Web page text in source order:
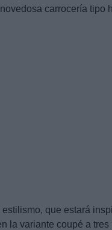
carrocería tipo
que estará
la variante coupé a tres